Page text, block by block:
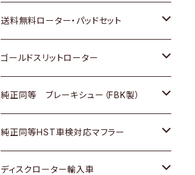
日野
三菱ふそう
ＢＭＷ
日野
三菱ふそう
三菱ふそう
その他
三菱
スバル
ダイハツ
マツダ
三菱
スバル
マツダ
三菱
日産
ダイハツ
マツダ
三菱
スバル
スズキ
日産
いすゞ
ダイハツ
マツダ
ホンダ
スズキ
日産
ダイハツ
マツダ
トヨタ
ホンダ
日産
いすゞ
ダイハツ
送料無料ローター・パッドセット
トヨタ
ホンダ
スズキ
日産
ゴールドスリットローター
トヨタ
ホンダ
スズキ
純正同等 ブレーキシュー（FBK製）
ホンダ
スズキ
純正同等HST車検対応マフラー
トヨタ
ディスクローター輸入車